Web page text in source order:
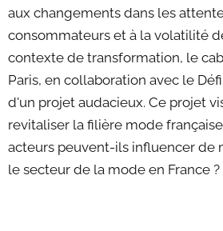
aux changements dans les
consommateurs et à la volatilité
contexte de transformation, le
Paris, en collaboration avec le
d'un projet audacieux. Ce projet
revitaliser la filière mode
acteurs peuvent-ils influencer de
le secteur de la mode en France ?